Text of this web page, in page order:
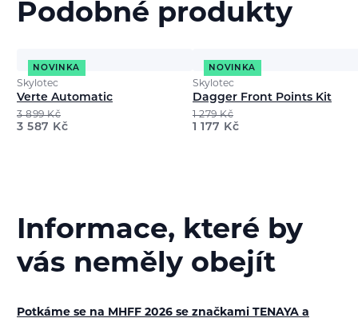
Podobné produkty
NOVINKA
Skylotec
Verte Automatic
3 899Kč
3 587 Kč
NOVINKA
Skylotec
Dagger Front Points Kit
1 279Kč
1 177 Kč
Informace, které by
vás neměly obejít
Potkáme se na MHFF 2026 se značkami TENAYA a